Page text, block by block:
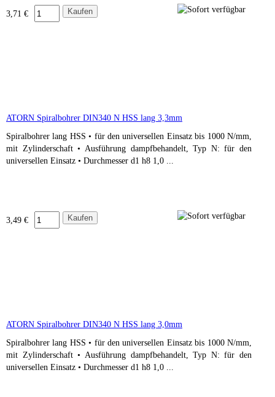
3,71 €
ATORN Spiralbohrer DIN340 N HSS lang 3,3mm
Spiralbohrer lang HSS • für den universellen Einsatz bis 1000 N/mm,
mit Zylinderschaft • Ausführung dampfbehandelt, Typ N: für den
universellen Einsatz • Durchmesser d1 h8 1,0 ...
3,49 €
ATORN Spiralbohrer DIN340 N HSS lang 3,0mm
Spiralbohrer lang HSS • für den universellen Einsatz bis 1000 N/mm,
mit Zylinderschaft • Ausführung dampfbehandelt, Typ N: für den
universellen Einsatz • Durchmesser d1 h8 1,0 ...